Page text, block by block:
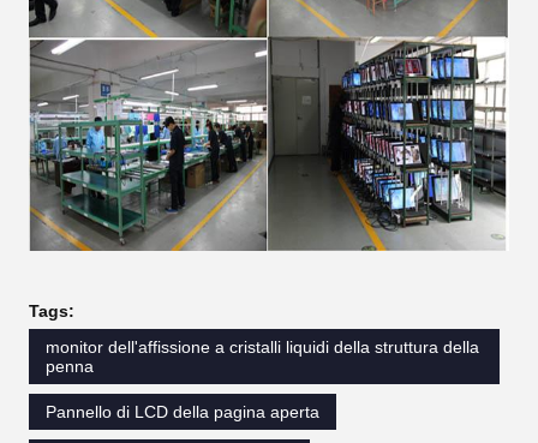
Tags:
monitor dell'affissione a cristalli liquidi della struttura della
penna
Pannello di LCD della pagina aperta